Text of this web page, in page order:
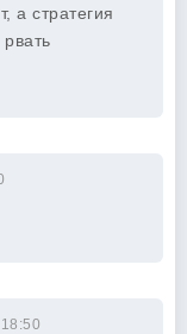
а стратегия